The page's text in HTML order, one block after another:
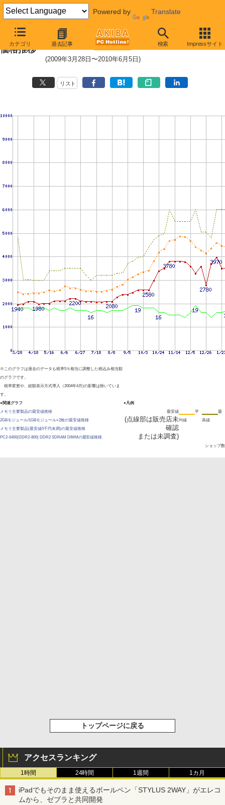
Powered by Translate
カテゴリ 過去記事 検索 Impressサイト
PC2-6400 1GB×2枚組みセットの
価格推移
(2009年3月28日〜2010年6月5日)
リスト
※このグラフは過去のデータも税率5％相当に調整した税込み相当額
のグラフです。
税率変更や、総額表示方式導入（2004年4月)の影響は除いていま
す。
●関連グラフ
メモリ主要製品の最安値推移
2GBモジュール/1GBモジュール×2枚の最安値推移
メモリ主要製品(最安値5千円未満)の最安値推移
PC2-6400(DDR2-800) DDR2 SDRAM DIMMの最安値推移
●凡例
最安値
(点線部は販売店未
確認
または未調査)
平
均値
最
高値
ショップ数
トップページに戻る
アクセスランキング
1時間 24時間 1週間 1カ月
iPadでもそのまま使えるボールペン「STYLUS 2WAY」がエレコ
ムから、ゼブラと共同開発